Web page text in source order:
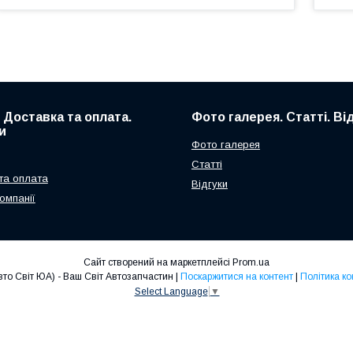
та оплата.
оплата
Фото галерея. Статті.
Фото галерея
Статті
Відгуки
Сайт створений на маркетплейсі Prom.ua
Поскаржитися на контент
Політика
Select Language ▼